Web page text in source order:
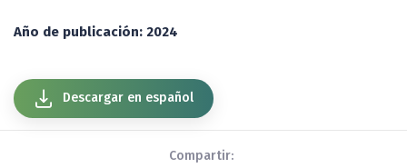
Año de publicación: 2024
Descargar en español
Compartir: